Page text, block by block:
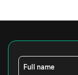
Full name